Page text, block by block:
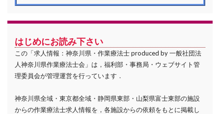
はじめにお読み下さい
この「求人情報：神奈川県・作業療法士 produced by 一般社団法
人神奈川県作業療法士会」は，福利部・事務局・ウェブサイト管
理委員会が管理運営を行っています．
神奈川県全域・東京都全域・静岡県東部・山梨県富士東部の施設
からの作業療法士求人情報を，各施設からの依頼をもとに掲載し